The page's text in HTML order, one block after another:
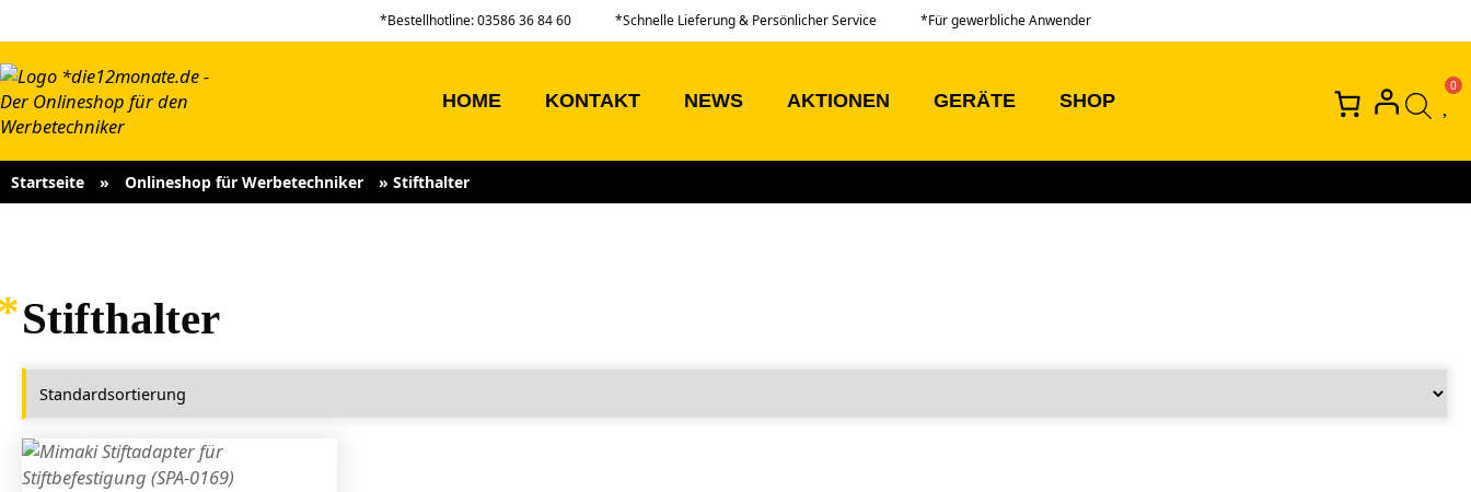
*Bestellhotline: 03586 36 84 60 *Schnelle Lieferung & Persönlicher Service *Für gewerbliche Anwender
HOME KONTAKT NEWS AKTIONEN GERÄTE SHOP
Startseite » Onlineshop für Werbetechniker » Stifthalter
Stifthalter